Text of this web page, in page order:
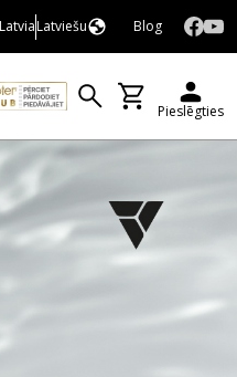
LatviaLatviešu Blog
Pieslēgties